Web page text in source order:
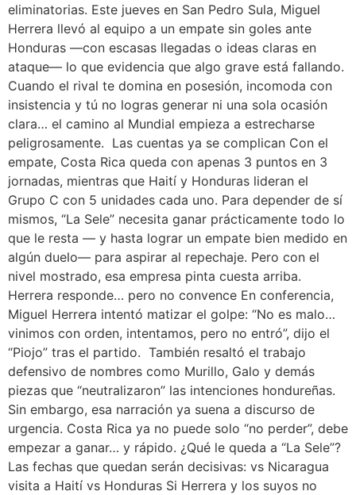
eliminatorias. Este jueves en San Pedro Sula, Miguel
Herrera llevó al equipo a un empate sin goles ante
Honduras —con escasas llegadas o ideas claras en
ataque— lo que evidencia que algo grave está fallando.
Cuando el rival te domina en posesión, incomoda con
insistencia y tú no logras generar ni una sola ocasión
clara… el camino al Mundial empieza a estrecharse
peligrosamente. Las cuentas ya se complican Con el
empate, Costa Rica queda con apenas 3 puntos en 3
jornadas, mientras que Haití y Honduras lideran el
Grupo C con 5 unidades cada uno. Para depender de sí
mismos, “La Sele” necesita ganar prácticamente todo lo
que le resta — y hasta lograr un empate bien medido en
algún duelo— para aspirar al repechaje. Pero con el
nivel mostrado, esa empresa pinta cuesta arriba.
Herrera responde… pero no convence En conferencia,
Miguel Herrera intentó matizar el golpe: “No es malo…
vinimos con orden, intentamos, pero no entró”, dijo el
“Piojo” tras el partido. También resaltó el trabajo
defensivo de nombres como Murillo, Galo y demás
piezas que “neutralizaron” las intenciones hondureñas.
Sin embargo, esa narración ya suena a discurso de
urgencia. Costa Rica ya no puede solo “no perder”, debe
empezar a ganar… y rápido. ¿Qué le queda a “La Sele”?
Las fechas que quedan serán decisivas: vs Nicaragua
visita a Haití vs Honduras Si Herrera y los suyos no